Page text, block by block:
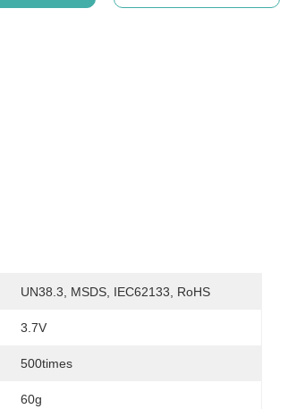
UN38.3, MSDS, IEC62133, RoHS
3.7V
500times
60g